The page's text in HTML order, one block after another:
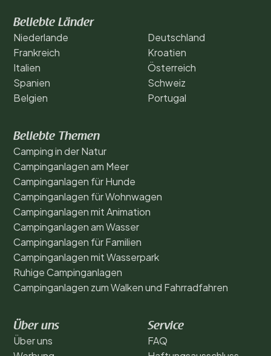
Beliebte Länder
Niederlande
Frankreich
Italien
Spanien
Belgien
Deutschland
Kroatien
Österreich
Schweiz
Portugal
Beliebte Themen
Camping in der Natur
Campinganlagen am Meer
Campinganlagen für Hunde
Campinganlagen für Wohnwagen
Campinganlagen mit Animation
Campinganlagen am Wasser
Campinganlagen für Familien
Campinganlagen mit Wasserpark
Ruhige Campinganlagen
Campinganlagen zum Walken und Fahrradfahren
Über uns
Über uns
Service
FAQ